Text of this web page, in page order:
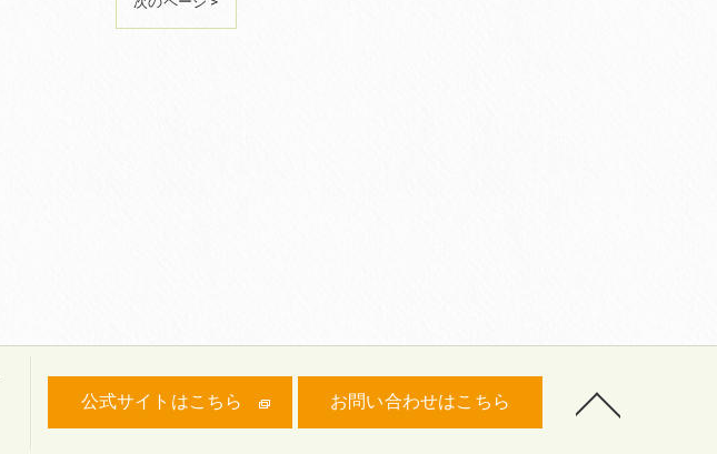
公式サイトはこちら お問い合わせはこちら